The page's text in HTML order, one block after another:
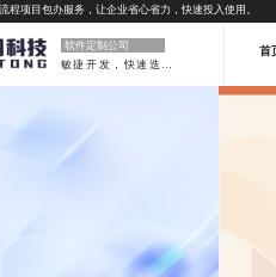
项目包办服务，让企业省心省力，快速投入使用。
软件定制公司
首